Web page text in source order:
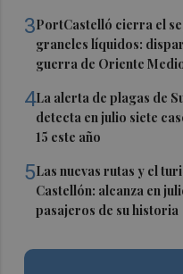
3PortCastelló cierra el
graneles líquidos:
guerra de Oriente
4La alerta de plagas de
detecta en julio siete
15 este año
5Las nuevas rutas y el
Castellón: alcanza en
pasajeros de su historia